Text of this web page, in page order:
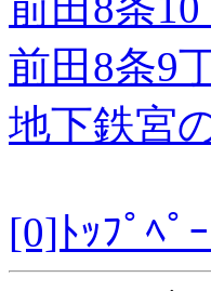
前田8条9
地下鉄宮
[0]ﾄｯﾌﾟﾍﾟ